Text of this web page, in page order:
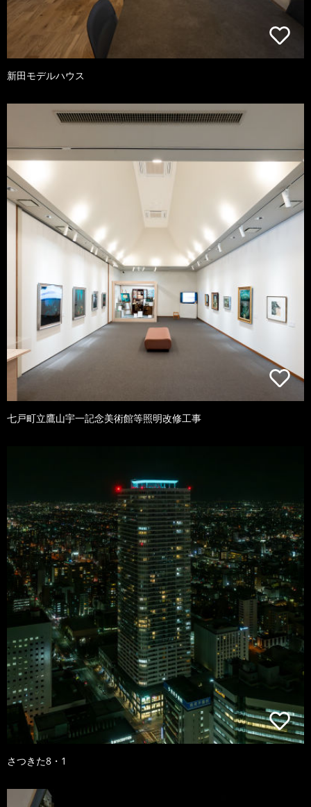
新田モデルハウス
七戸町立鷹山宇一記念美術館等照明改修工事
さつきた8・1